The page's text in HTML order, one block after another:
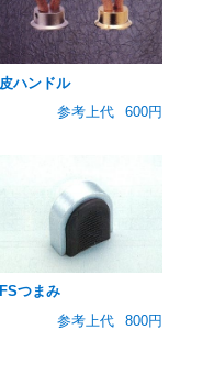
皮ハンドル
参考上代
600円
FSつまみ
参考上代
800円